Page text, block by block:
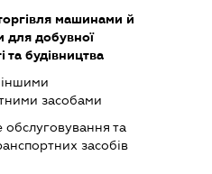
машинами й
для добувної
та будівництва
іншими
засобами
обслуговування та
засобів